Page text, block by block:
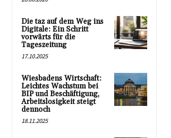
Die taz auf dem Weg ins
Digitale: Ein Schritt
vorwärts für die
Tageszeitung
17.10.2025
Wiesbadens Wirtschaft:
Leichtes Wachstum bei
BIP und Beschäftigung,
Arbeitslosigkeit steigt
dennoch
18.11.2025